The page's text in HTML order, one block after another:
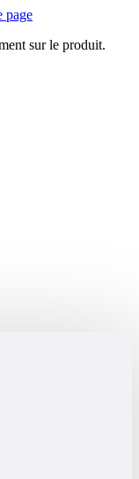
page
sur le produit.